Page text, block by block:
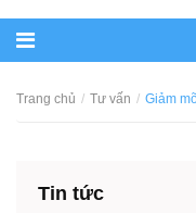
Trang chủ Tư vấn Giảm
Tin tức